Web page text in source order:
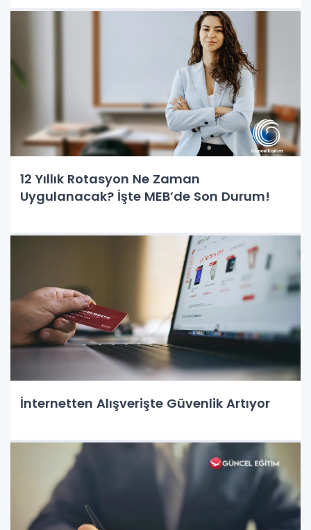
12 Yıllık Rotasyon Ne Zaman
Uygulanacak? İşte MEB’de Son Durum!
İnternetten Alışverişte Güvenlik Artıyor